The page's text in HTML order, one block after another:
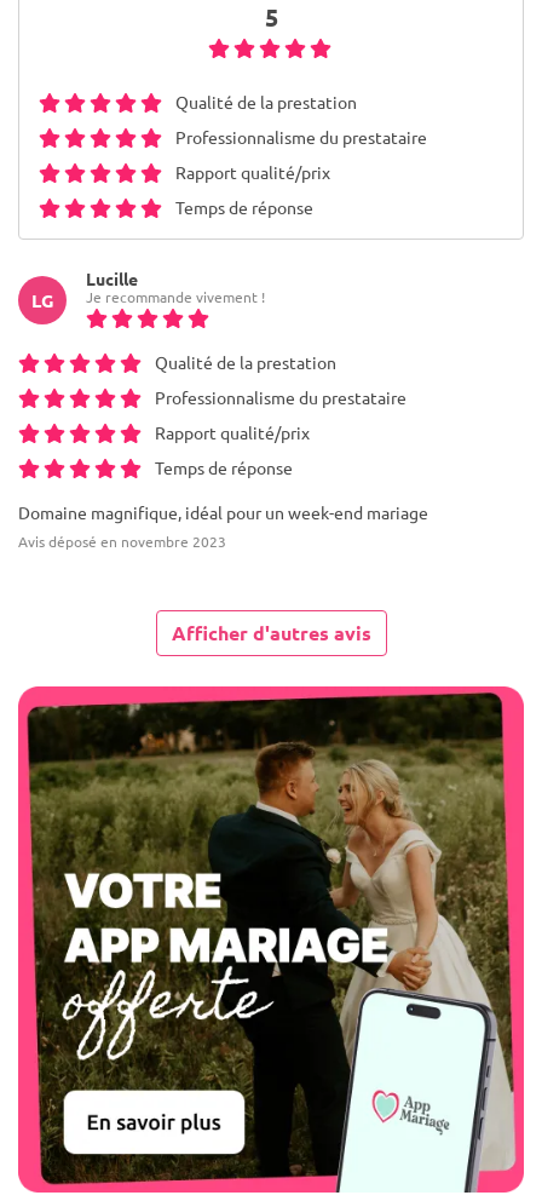
5
Qualité de la prestation
Professionnalisme du prestataire
Rapport qualité/prix
Temps de réponse
LG
Lucille
Je recommande vivement !
Qualité de la prestation
Professionnalisme du prestataire
Rapport qualité/prix
Temps de réponse
Domaine magnifique, idéal pour un week-end mariage
Avis déposé en novembre 2023
Afficher d'autres avis